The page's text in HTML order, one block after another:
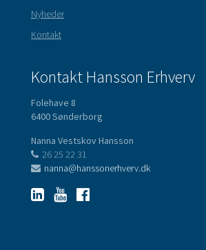
Nyheder
Kontakt
Kontakt Hansson Erhverv
Folehave 8
6400 Sønderborg
Nanna Vestskov Hansson
26 25 22 31
nanna@hanssonerhverv.dk